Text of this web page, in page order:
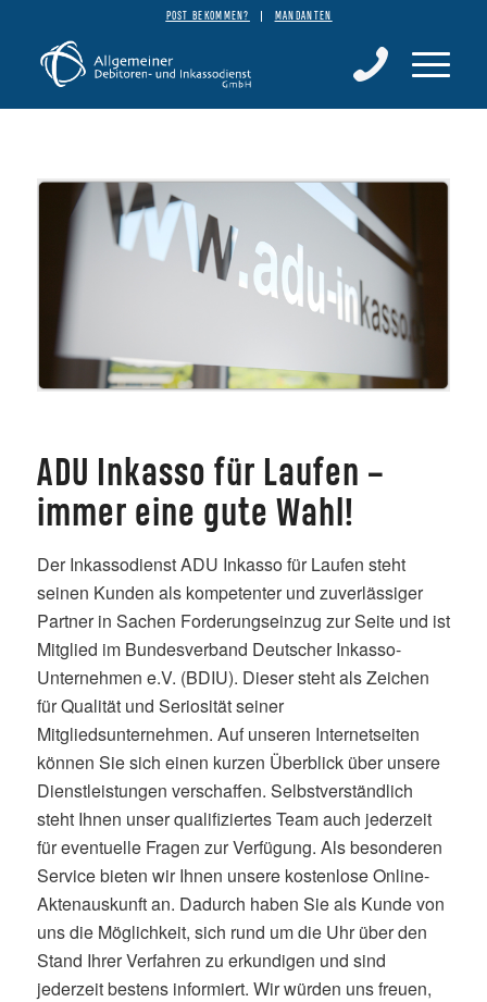
POST BEKOMMEN? MANDANTEN
ADU Inkasso für Laufen –
immer eine gute Wahl!
Der Inkassodienst ADU Inkasso für Laufen steht
seinen Kunden als kompetenter und zuverlässiger
Partner in Sachen Forderungseinzug zur Seite und ist
Mitglied im Bundesverband Deutscher Inkasso-
Unternehmen e.V. (BDIU). Dieser steht als Zeichen
für Qualität und Seriosität seiner
Mitgliedsunternehmen. Auf unseren Internetseiten
können Sie sich einen kurzen Überblick über unsere
Dienstleistungen verschaffen. Selbstverständlich
steht Ihnen unser qualifiziertes Team auch jederzeit
für eventuelle Fragen zur Verfügung. Als besonderen
Service bieten wir Ihnen unsere kostenlose Online-
Aktenauskunft an. Dadurch haben Sie als Kunde von
uns die Möglichkeit, sich rund um die Uhr über den
Stand Ihrer Verfahren zu erkundigen und sind
jederzeit bestens informiert. Wir würden uns freuen,